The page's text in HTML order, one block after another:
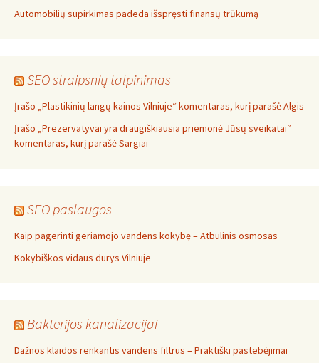
Automobilių supirkimas padeda išspręsti finansų trūkumą
SEO straipsnių talpinimas
Įrašo „Plastikinių langų kainos Vilniuje“ komentaras, kurį parašė Algis
Įrašo „Prezervatyvai yra draugiškiausia priemonė Jūsų sveikatai“
komentaras, kurį parašė Sargiai
SEO paslaugos
Kaip pagerinti geriamojo vandens kokybę – Atbulinis osmosas
Kokybiškos vidaus durys Vilniuje
Bakterijos kanalizacijai
Dažnos klaidos renkantis vandens filtrus – Praktiški pastebėjimai